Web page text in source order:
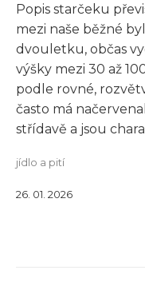
Popis starčeku
mezi naše běžné
dvouletku, občas
výšky mezi 30 až
podle rovné,
často má
střídavě a jsou
jídlo a pití
26. 01. 2026